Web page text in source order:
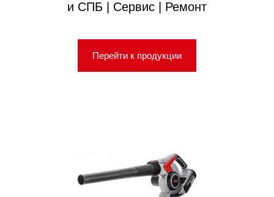
и СПБ | Сервис | Ремонт
Перейти к продукции